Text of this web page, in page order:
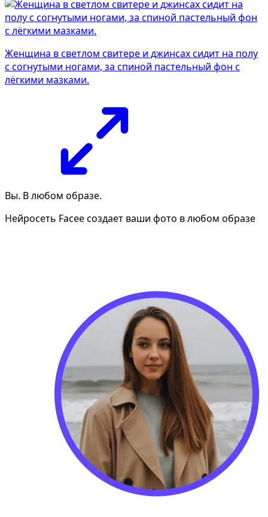
Женщина в светлом свитере и джинсах сидит на полу
с согнутыми ногами, за спиной пастельный фон с
лёгкими мазками.
Вы. В любом образе.
Нейросеть Facee создает ваши фото в любом образе